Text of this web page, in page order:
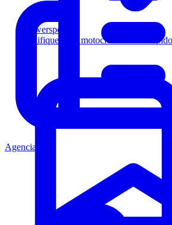
Powersports
Califique a los motociclistas más rápido
Agencia